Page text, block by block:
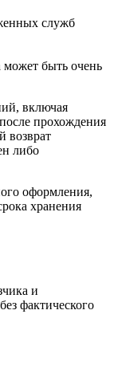
служб
может быть очень
включая
прохождения
возврат
либо
оформления,
хранения
и
фактического